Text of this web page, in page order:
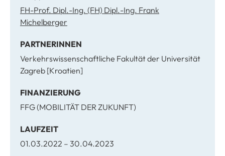
FH-Prof. Dipl.-Ing. (FH) Dipl.-Ing. Frank
Michelberger
PARTNERINNEN
Verkehrswissenschaftliche Fakultät der Universität
Zagreb [Kroatien]
FINANZIERUNG
FFG (MOBILITÄT DER ZUKUNFT)
LAUFZEIT
01.03.2022 – 30.04.2023